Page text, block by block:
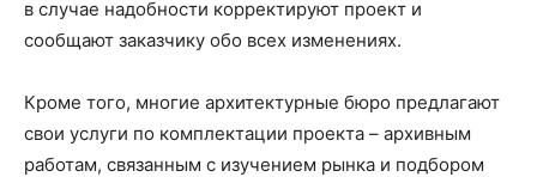
в случае надобности корректируют проект и
сообщают заказчику обо всех изменениях.
Кроме того, многие архитектурные бюро предлагают
свои услуги по комплектации проекта – архивным
работам, связанным с изучением рынка и подбором